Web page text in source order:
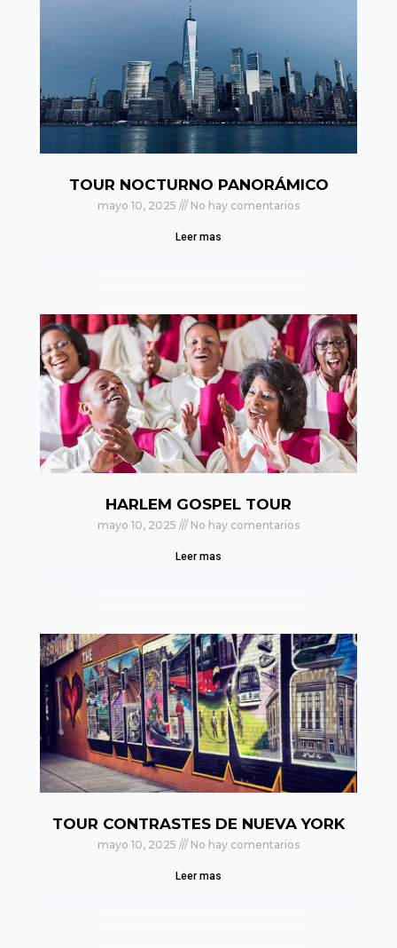
TOUR NOCTURNO PANORÁMICO
mayo 10, 2025 No hay comentarios
Leer mas
HARLEM GOSPEL TOUR
mayo 10, 2025 No hay comentarios
Leer mas
TOUR CONTRASTES DE NUEVA YORK
mayo 10, 2025 No hay comentarios
Leer mas